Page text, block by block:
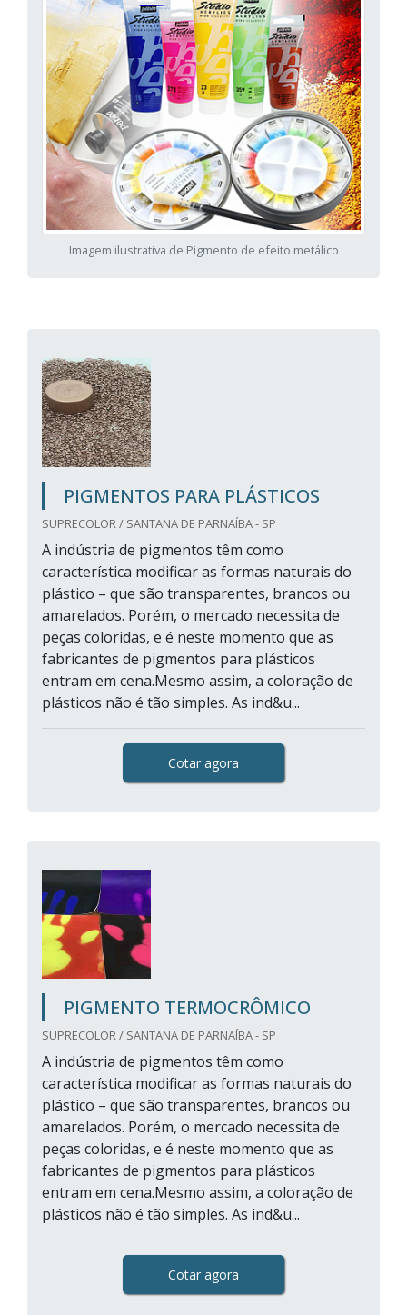
Imagem ilustrativa de Pigmento de efeito metálico
PIGMENTOS PARA PLÁSTICOS
SUPRECOLOR / SANTANA DE PARNAÍBA - SP
A indústria de pigmentos têm como
característica modificar as formas naturais do
plástico – que são transparentes, brancos ou
amarelados. Porém, o mercado necessita de
peças coloridas, e é neste momento que as
fabricantes de pigmentos para plásticos
entram em cena.Mesmo assim, a coloração de
plásticos não é tão simples. As ind&u...
Cotar agora
PIGMENTO TERMOCRÔMICO
SUPRECOLOR / SANTANA DE PARNAÍBA - SP
A indústria de pigmentos têm como
característica modificar as formas naturais do
plástico – que são transparentes, brancos ou
amarelados. Porém, o mercado necessita de
peças coloridas, e é neste momento que as
fabricantes de pigmentos para plásticos
entram em cena.Mesmo assim, a coloração de
plásticos não é tão simples. As ind&u...
Cotar agora